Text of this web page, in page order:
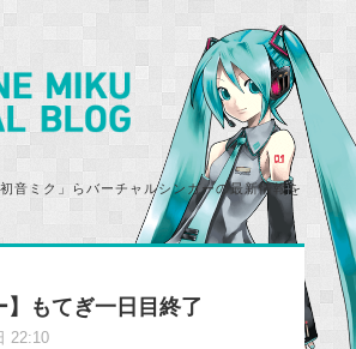
音ミク」らバーチャルシンガーの最新情報を
】もてぎ一日目終了
22:10